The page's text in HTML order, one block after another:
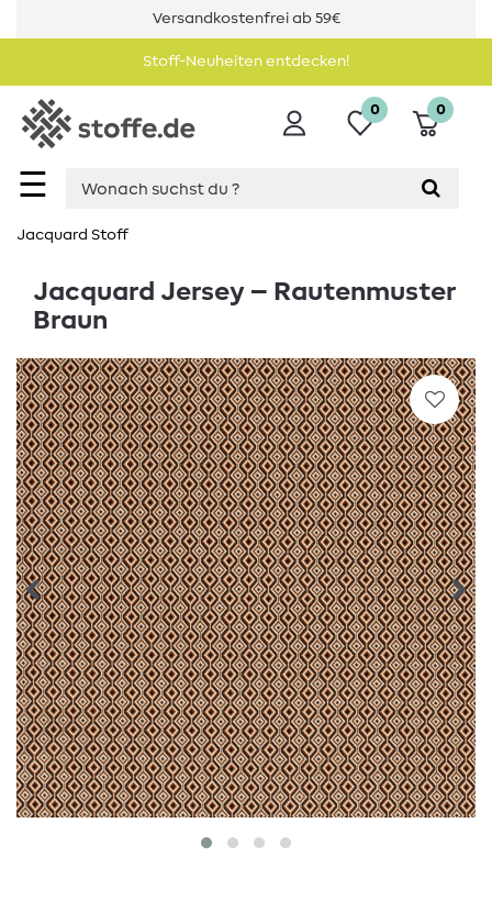
Versandkostenfrei ab 59€
Stoff-Neuheiten entdecken!
☰
0 0
Jacquard Stoff
Jacquard Jersey – Rautenmuster
Braun